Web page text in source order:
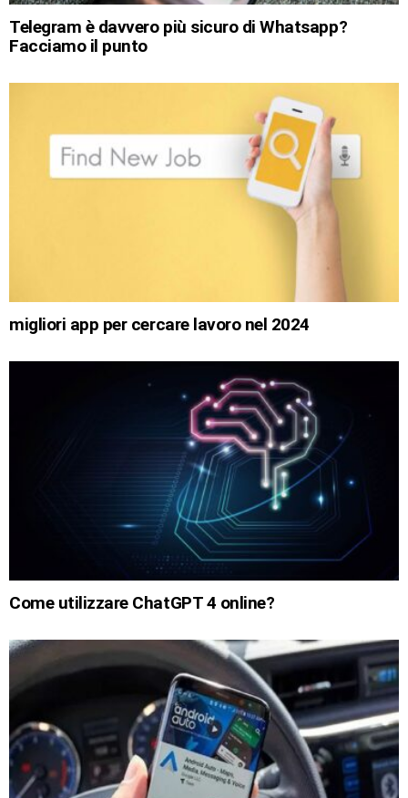
Telegram è davvero più sicuro di Whatsapp?
Facciamo il punto
migliori app per cercare lavoro nel 2024
Come utilizzare ChatGPT 4 online?